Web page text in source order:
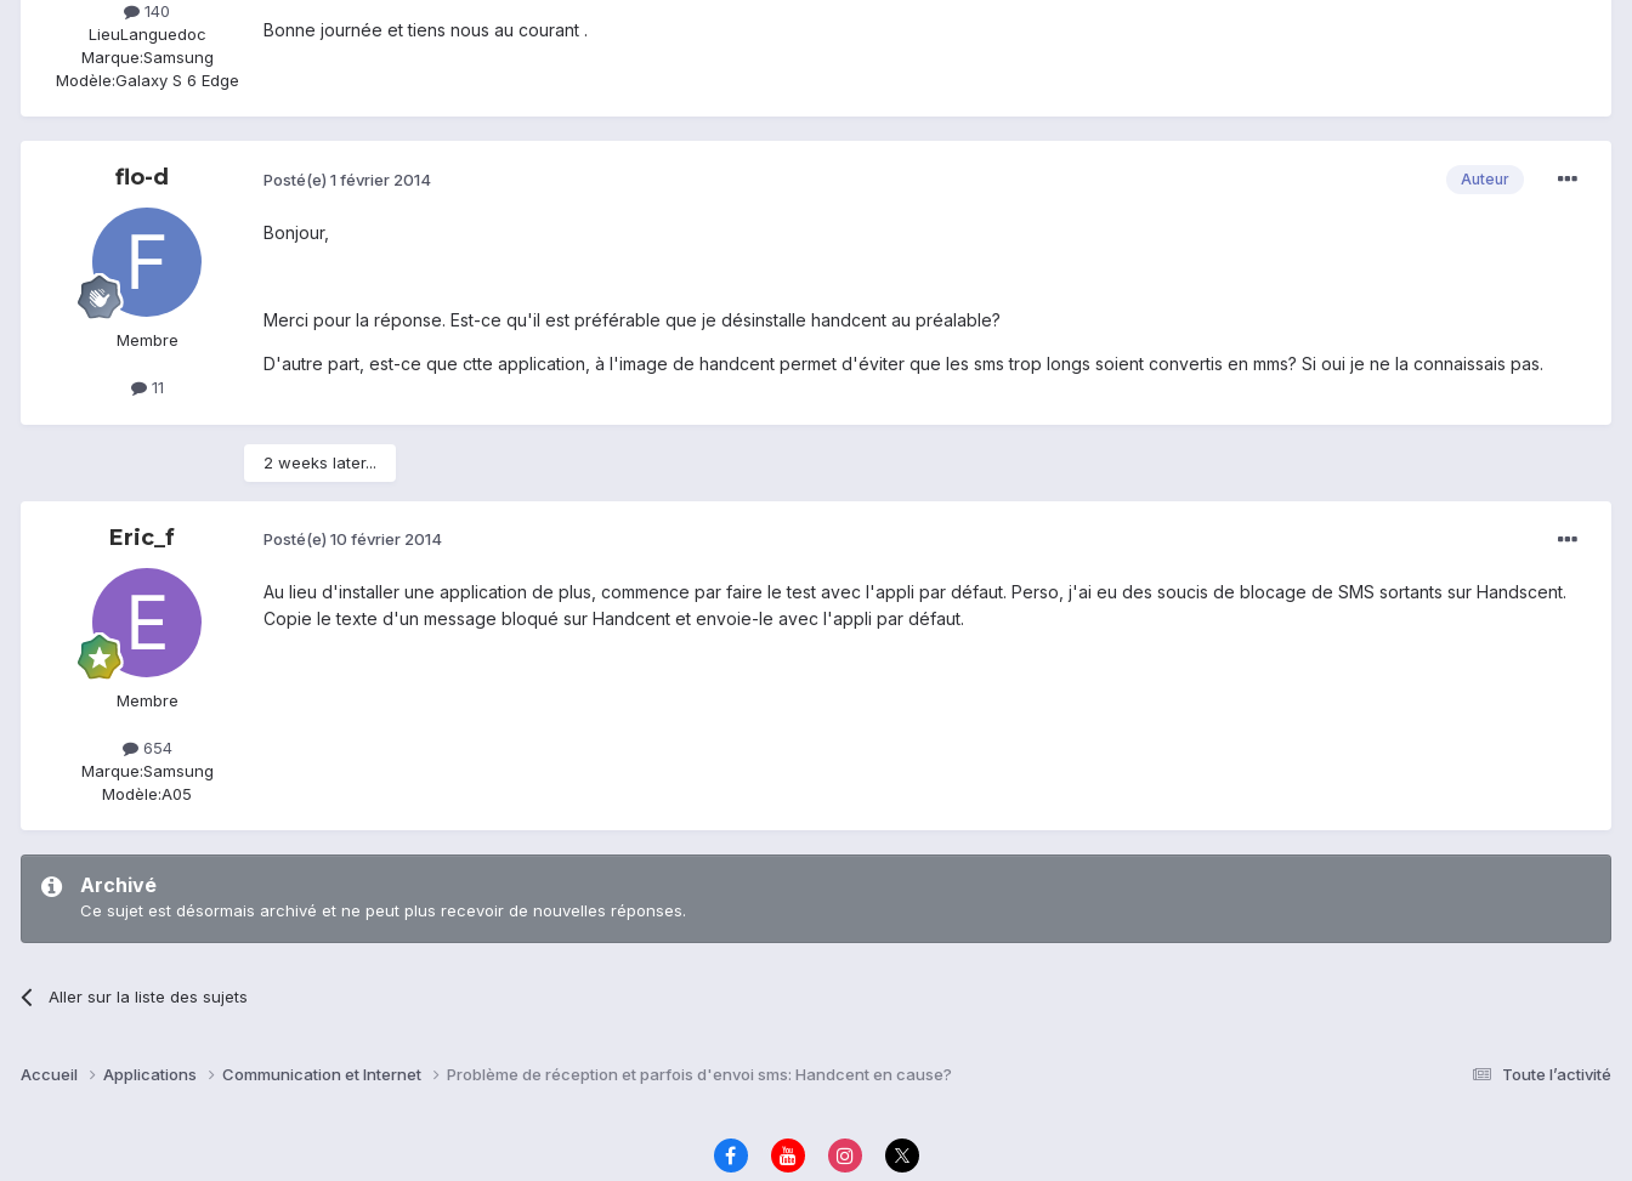
140
LieuLanguedoc
Marque:Samsung
Modèle:Galaxy S 6 Edge
Bonne journée et tiens nous au courant .
flo-d
Membre
11
Auteur
Posté(e) 1 février 2014
Bonjour,
Merci pour la réponse. Est-ce qu'il est préférable que je désinstalle handcent au préalable?
D'autre part, est-ce que ctte application, à l'image de handcent permet d'éviter que les sms trop longs soient convertis en mms? Si oui je ne la connaissais pas.
2 weeks later...
Eric_f
Membre
654
Marque:Samsung
Modèle:A05
Posté(e) 10 février 2014
Au lieu d'installer une application de plus, commence par faire le test avec l'appli par défaut. Perso, j'ai eu des soucis de blocage de SMS sortants sur Handscent.
Copie le texte d'un message bloqué sur Handcent et envoie-le avec l'appli par défaut.
Archivé
Ce sujet est désormais archivé et ne peut plus recevoir de nouvelles réponses.
Aller sur la liste des sujets
Toute l’activité
Accueil Applications Communication et Internet Problème de réception et parfois d'envoi sms: Handcent en cause?